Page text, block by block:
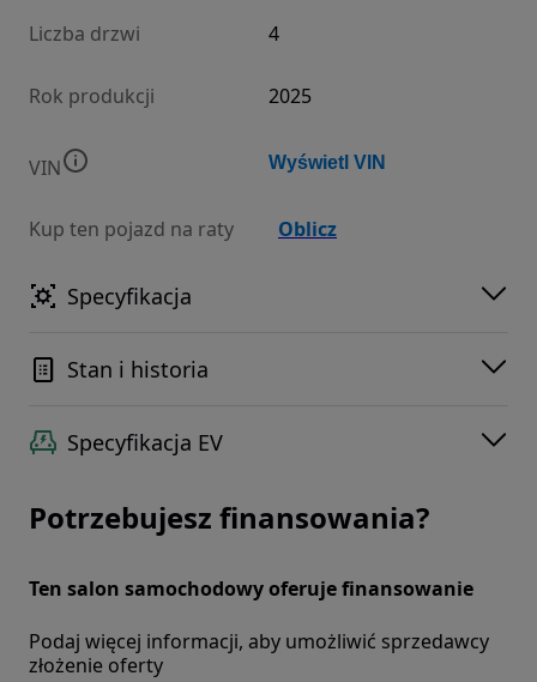
Liczba drzwi 4
Rok produkcji 2025
VIN Wyświetl VIN
Kup ten pojazd na raty Oblicz
Specyfikacja
Stan i historia
Specyfikacja EV
Potrzebujesz finansowania?
Ten salon samochodowy oferuje finansowanie
Podaj więcej informacji, aby umożliwić sprzedawcy
złożenie oferty